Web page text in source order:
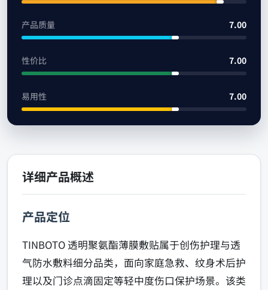
产品质量 7.00
性价比 7.00
易用性 7.00
详细产品概述
产品定位
TINBOTO 透明聚氨酯薄膜敷贴属于创伤护理与透
气防水敷料细分品类，面向家庭急救、纹身术后护
理以及门诊点滴固定等轻中度伤口保护场景。该类